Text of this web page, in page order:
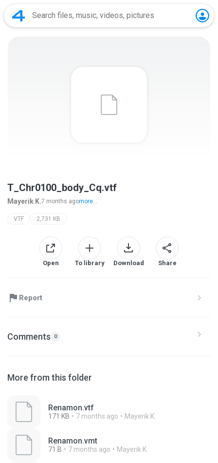
T_Chr0100_body_Cq.vtf
Mayerik K.7 months agomore...
VTF 2,731 KB
Open To library Download Share
Report
Comments 0
More from this folder
Renamon.vtf
171 KB 7 months ago Mayerik K.
Renamon.vmt
71 B 7 months ago Mayerik K.